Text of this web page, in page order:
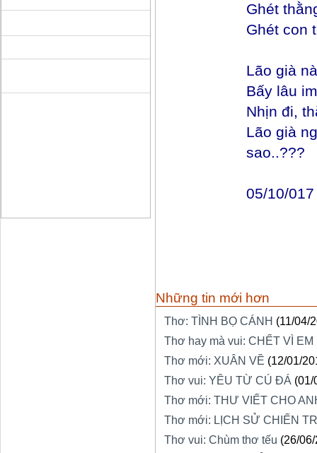
Ghét
Ghét con
Lão già
Bấy lâu
Nhịn đi,
Lão già
sao..???
05/10/
Những tin mới hơn
Thơ: TÌNH BỌ CÁNH (11/04/
Thơ hay mà vui: CHẾT VÌ EM
Thơ mới: XUÂN VỀ (12/01/
Thơ vui: YÊU TỪ CÚ ĐÁ (01/
Thơ mới: THƯ VIẾT CHO
Thơ mới: LỊCH SỬ CHIẾN
Thơ vui: Chùm thơ tếu (26/